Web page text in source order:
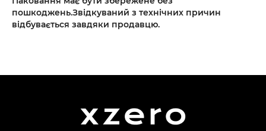
пошкоджень.Звідкуваний з технічних причин
відбувається завдяки продавцю.